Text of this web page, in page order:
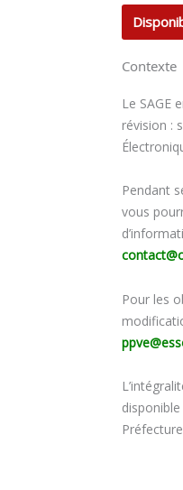
Contexte
Le SAGE
révision :
Pendant
vous
Pour les